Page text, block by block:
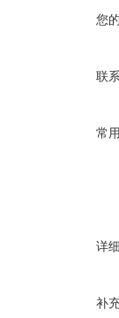
您
联
常
详
补